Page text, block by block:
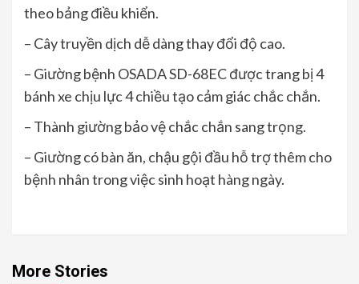
theo bảng điều khiển.
– Cây truyền dịch dễ dàng thay đổi độ cao.
– Giường bệnh OSADA SD-68EC được trang bị 4
bánh xe chịu lực 4 chiều tạo cảm giác chắc chắn.
– Thành giường bảo vệ chắc chắn sang trọng.
– Giường có bàn ăn, chậu gội đầu hỗ trợ thêm cho
bệnh nhân trong việc sinh hoạt hàng ngày.
More Stories